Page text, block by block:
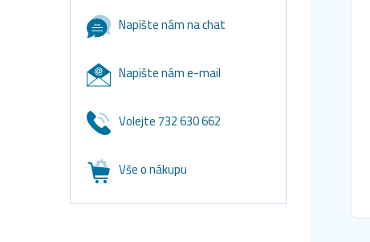
Napište nám na chat
Napište nám e-mail
Volejte 732 630 662
Vše o nákupu